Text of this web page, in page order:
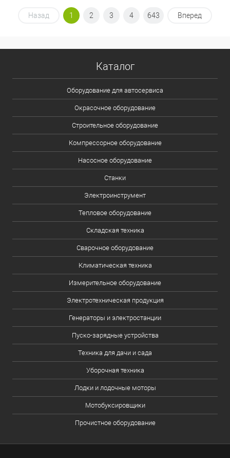
Назад 1 2 3 4 643 Вперед
Каталог
Оборудование для автосервиса
Окрасочное оборудование
Строительное оборудование
Компрессорное оборудование
Насосное оборудование
Станки
Электроинструмент
Тепловое оборудование
Складская техника
Сварочное оборудование
Климатическая техника
Измерительное оборудование
Электротехническая продукция
Генераторы и электростанции
Пуско-зарядные устройства
Техника для дачи и сада
Уборочная техника
Лодки и лодочные моторы
Мотобуксировщики
Прочистное оборудование